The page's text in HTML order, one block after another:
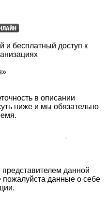
и бесплатный доступ к
в описании
ниже и мы обязательно
данной
пожалуйста данные о себе